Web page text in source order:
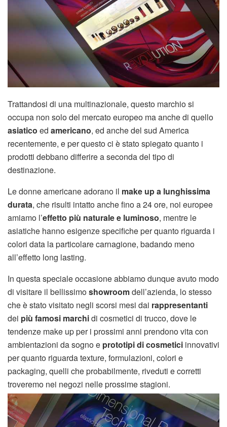
Trattandosi di una multinazionale, questo marchio si
occupa non solo del mercato europeo ma anche di quello
asiatico ed americano, ed anche del sud America
recentemente, e per questo ci è stato spiegato quanto i
prodotti debbano differire a seconda del tipo di
destinazione.
Le donne americane adorano il make up a lunghissima
durata, che risulti intatto anche fino a 24 ore, noi europee
amiamo l’effetto più naturale e luminoso, mentre le
asiatiche hanno esigenze specifiche per quanto riguarda i
colori data la particolare carnagione, badando meno
all’effetto long lasting.
In questa speciale occasione abbiamo dunque avuto modo
di visitare il bellissimoshowroomdell’azienda, lo stesso
che è stato visitato negli scorsi mesi dai rappresentanti
dei più famosi marchidi cosmetici di trucco, dove le
tendenze make up per i prossimi anni prendono vita con
ambientazioni da sogno e prototipi di cosmetici innovativi
per quanto riguarda texture, formulazioni, colori e
packaging, quelli che probabilmente, riveduti e corretti
troveremo nei negozi nelle prossime stagioni.